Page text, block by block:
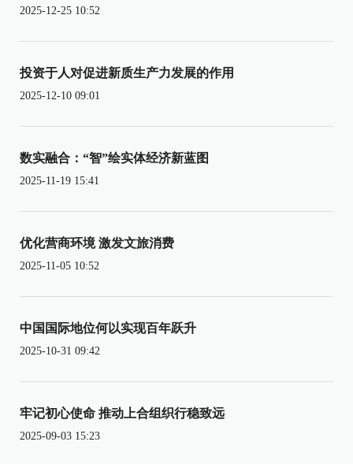
2025-12-25 10:52
投资于人对促进新质生产力发展的作用
2025-12-10 09:01
数实融合：“智”绘实体经济新蓝图
2025-11-19 15:41
优化营商环境 激发文旅消费
2025-11-05 10:52
中国国际地位何以实现百年跃升
2025-10-31 09:42
牢记初心使命 推动上合组织行稳致远
2025-09-03 15:23